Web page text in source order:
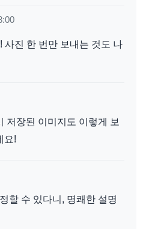
사진 한 번만 보내는 것도 나
저장된 이미지도 이렇게 보
요!
할 수 있다니, 명쾌한 설명